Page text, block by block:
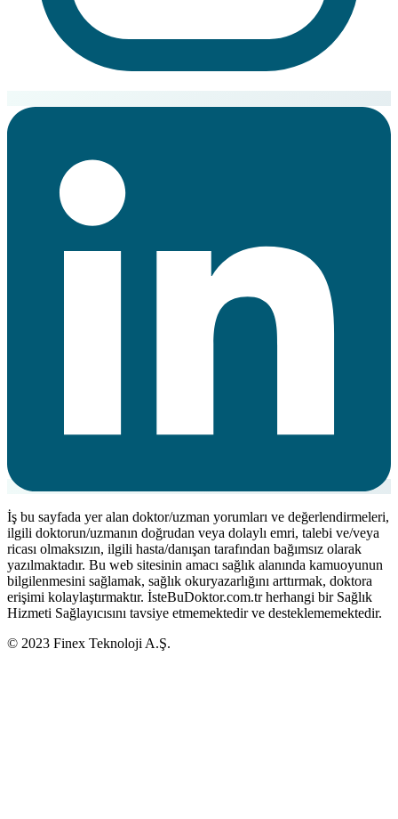
İş bu sayfada yer alan doktor/uzman yorumları ve değerlendirmeleri,
ilgili doktorun/uzmanın doğrudan veya dolaylı emri, talebi ve/veya
ricası olmaksızın, ilgili hasta/danışan tarafından bağımsız olarak
yazılmaktadır. Bu web sitesinin amacı sağlık alanında kamuoyunun
bilgilenmesini sağlamak, sağlık okuryazarlığını arttırmak, doktora
erişimi kolaylaştırmaktır. İsteBuDoktor.com.tr herhangi bir Sağlık
Hizmeti Sağlayıcısını tavsiye etmemektedir ve desteklememektedir.
© 2023 Finex Teknoloji A.Ş.